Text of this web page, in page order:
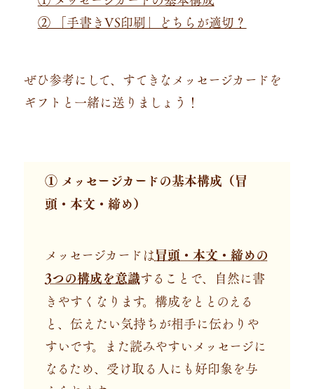
② 「手書きVS印刷」どちらが適切？
ぜひ参考にして、すてきなメッセージカードを
ギフトと一緒に送りましょう！
① メッセージカードの基本構成（冒
頭・本文・締め）
メッセージカードは冒頭・本文・締めの
3つの構成を意識することで、自然に書
きやすくなります。 構成をととのえる
と、伝えたい気持ちが相手に伝わりや
すいです。 また読みやすいメッセージに
なるため、受け取る人にも好印象を与